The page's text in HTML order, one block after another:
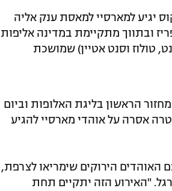
יגיע למארסיי למאסת ענק אליה
ובתווך מתקיימת במדינה אליפות
טולוז וסנט אטיין) שמושכת
הראשון בליגת האלופות וביום
אסרה על אוהדי מארסיי להגיע
האוהדים הירוקים שימריאו לצרפת,
"האירוע הזה יתקיים תחת